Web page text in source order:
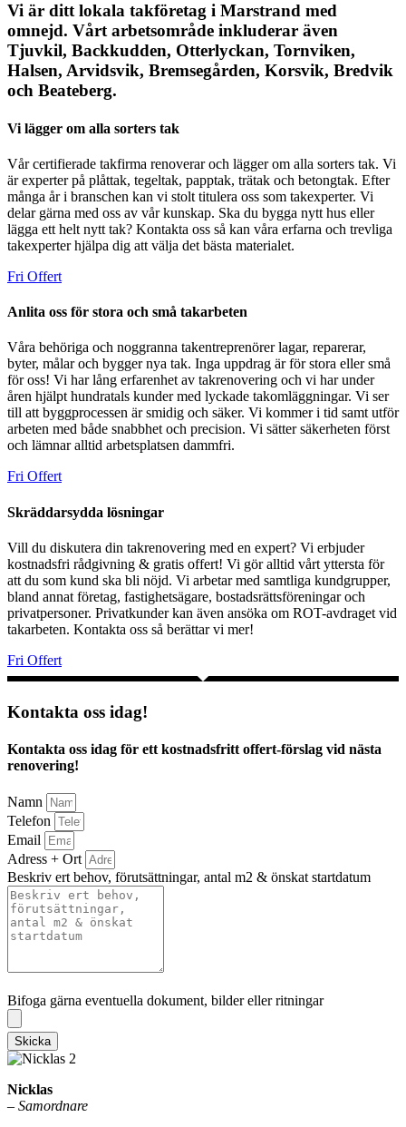
Vi är ditt lokala takföretag i Marstrand med
omnejd. Vårt arbetsområde inkluderar även
Tjuvkil, Backkudden, Otterlyckan, Tornviken,
Halsen, Arvidsvik, Bremsegården, Korsvik, Bredvik
och Beateberg.
Vi lägger om alla sorters tak
Vår certifierade takfirma renoverar och lägger om alla sorters tak. Vi
är experter på plåttak, tegeltak, papptak, trätak och betongtak. Efter
många år i branschen kan vi stolt titulera oss som takexperter. Vi
delar gärna med oss av vår kunskap. Ska du bygga nytt hus eller
lägga ett helt nytt tak? Kontakta oss så kan våra erfarna och trevliga
takexperter hjälpa dig att välja det bästa materialet.
Fri Offert
Anlita oss för stora och små takarbeten
Våra behöriga och noggranna takentreprenörer lagar, reparerar,
byter, målar och bygger nya tak. Inga uppdrag är för stora eller små
för oss! Vi har lång erfarenhet av takrenovering och vi har under
åren hjälpt hundratals kunder med lyckade takomläggningar. Vi ser
till att byggprocessen är smidig och säker. Vi kommer i tid samt utför
arbeten med både snabbhet och precision. Vi sätter säkerheten först
och lämnar alltid arbetsplatsen dammfri.
Fri Offert
Skräddarsydda lösningar
Vill du diskutera din takrenovering med en expert? Vi erbjuder
kostnadsfri rådgivning & gratis offert! Vi gör alltid vårt yttersta för
att du som kund ska bli nöjd. Vi arbetar med samtliga kundgrupper,
bland annat företag, fastighetsägare, bostadsrättsföreningar och
privatpersoner. Privatkunder kan även ansöka om ROT-avdraget vid
takarbeten. Kontakta oss så berättar vi mer!
Fri Offert
Kontakta oss idag!
Kontakta oss idag för ett kostnadsfritt offert-förslag vid nästa
renovering!
Namn
Telefon
Email
Adress + Ort
Beskriv ert behov, förutsättningar, antal m2 & önskat startdatum
Bifoga gärna eventuella dokument, bilder eller ritningar
Skicka
Nicklas
– Samordnare